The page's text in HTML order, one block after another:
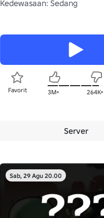
Kedewasaan: Sedang
Favorit 3M+ 264K+
Server
Sab, 29 Agu 20.00